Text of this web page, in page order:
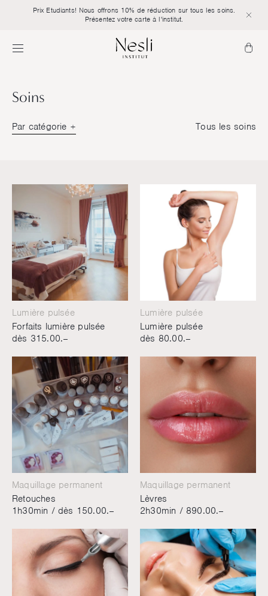
Prix Etudiants! Nous offrons 10% de réduction sur tous les soins.
Présentez votre carte à l'institut.
Soins
Par catégorie Tous les soins
Lumière pulsée
Forfaits lumière pulsée
dès 315.00.–
Lumière pulsée
Lumière pulsée
dès 80.00.–
Maquillage permanent
Retouches
1h30min /dès 150.00.–
Maquillage permanent
Lèvres
2h30min /890.00.–